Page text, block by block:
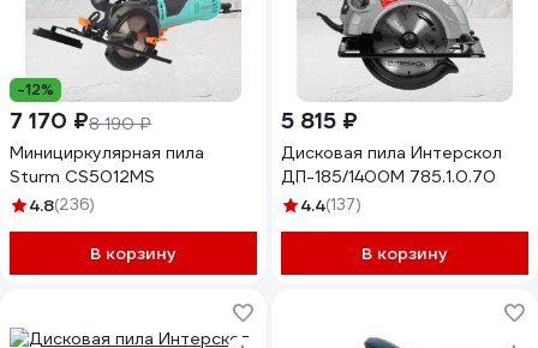
-12%
7 170 ₽8 190 ₽
Минициркулярная пила
Sturm CS5012MS
4.8(236)
В корзину
5 815 ₽
Дисковая пила Интерскол
ДП-185/1400М 785.1.0.70
4.4(137)
В корзину